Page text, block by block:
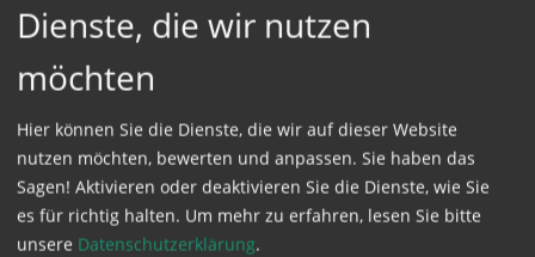
loggen Sie sich ein, oder bestellen Sie das
ProduktKathpress_online.
GESCHÜTZTER BEREICH
Dienste, die wir nutzen
möchten
Hier können Sie die Dienste, die wir auf dieser Website
nutzen möchten, bewerten und anpassen. Sie haben das
Sagen! Aktivieren oder deaktivieren Sie die Dienste, wie Sie
es für richtig halten. Um mehr zu erfahren, lesen Sie bitte
unsere Datenschutzerklärung.